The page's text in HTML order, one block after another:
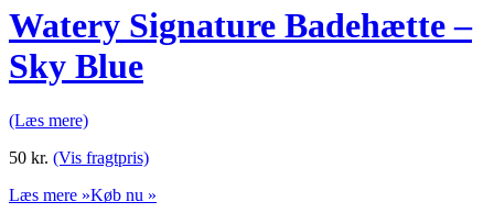
Watery Signature Badehætte –
Sky Blue
(Læs mere)
50 kr. (Vis fragtpris)
Læs mere »Køb nu »